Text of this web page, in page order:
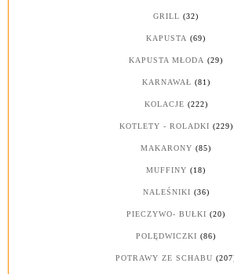
GRILL (32)
KAPUSTA (69)
KAPUSTA MŁODA (29)
KARNAWAŁ (81)
KOLACJE (222)
KOTLETY - ROLADKI (229)
MAKARONY (85)
MUFFINY (18)
NALEŚNIKI (36)
PIECZYWO- BUŁKI (20)
POLĘDWICZKI (86)
POTRAWY ZE SCHABU